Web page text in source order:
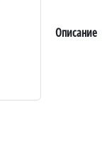
Описание